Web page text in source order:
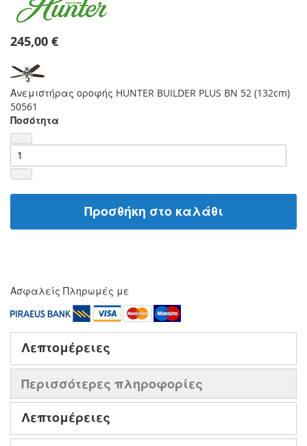
245,00 €
Ανεμιστήρας οροφής HUNTER BUILDER PLUS BN 52 (132cm)
50561
Ποσότητα
Προσθήκη στο καλάθι
Ασφαλείς Πληρωμές με
Λεπτομέρειες
Περισσότερες πληροφορίες
Λεπτομέρειες